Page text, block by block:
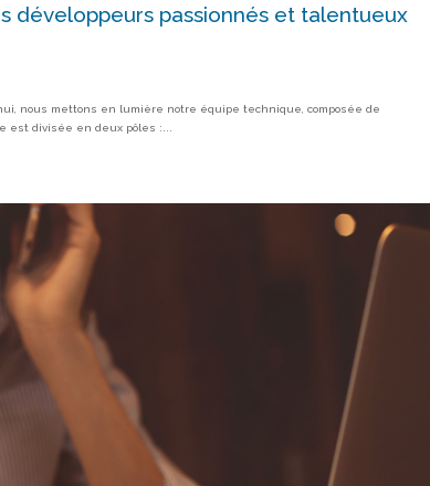
développeurs passionnés et talentueux
nous mettons en lumière notre équipe technique, composée de
est divisée en deux pôles :...